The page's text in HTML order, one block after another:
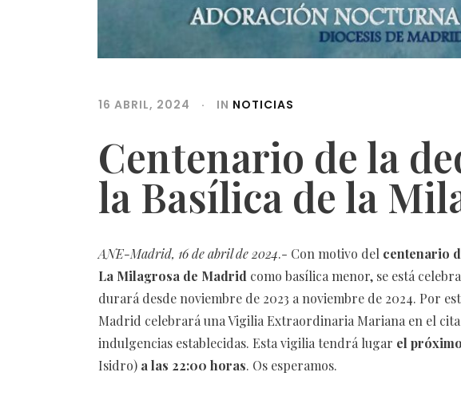
16 ABRIL, 2024 IN NOTICIAS
Centenario de la
la Basílica de la
ANE-Madrid, 16 de abril de 2024.- Con motivo del centenario
La Milagrosa de Madrid como basílica menor, se está
durará desde noviembre de 2023 a noviembre de 2024. Por
Madrid celebrará una Vigilia Extraordinaria Mariana en el
indulgencias establecidas. Esta vigilia tendrá lugar el
Isidro) a las 22:00 horas. Os esperamos.